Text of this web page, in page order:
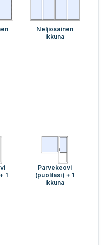
Neljiosainen
ikkuna
1
Parvekeovi
(puolilasi) + 1
ikkuna